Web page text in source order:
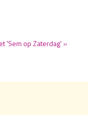
'Sem op Zaterdag' »